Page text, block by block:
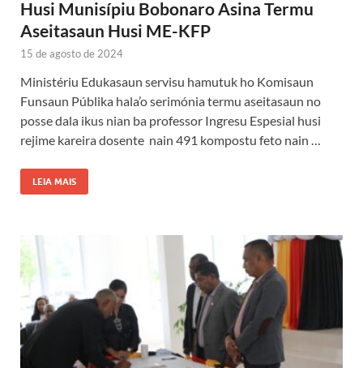
Husi Munisípiu Bobonaro Asina Termu
Aseitasaun Husi ME-KFP
15 de agosto de 2024
Ministériu Edukasaun servisu hamutuk ho Komisaun
Funsaun Públika hala’o serimónia termu aseitasaun no
posse dala ikus nian ba professor Ingresu Espesial husi
rejime kareira dosente nain 491 kompostu feto nain …
LEIA MAIS